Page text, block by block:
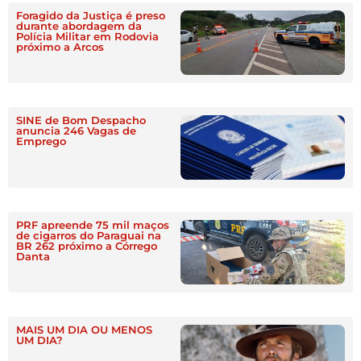
Foragido da Justiça é preso
durante abordagem da
Polícia Militar em Rodovia
próximo a Arcos
SINE de Bom Despacho
anuncia 246 Vagas de
Emprego
PRF apreende 75 mil maços
de cigarros do Paraguai na
BR 262 próximo a Córrego
Danta
MAIS UM DIA OU MENOS
UM DIA?